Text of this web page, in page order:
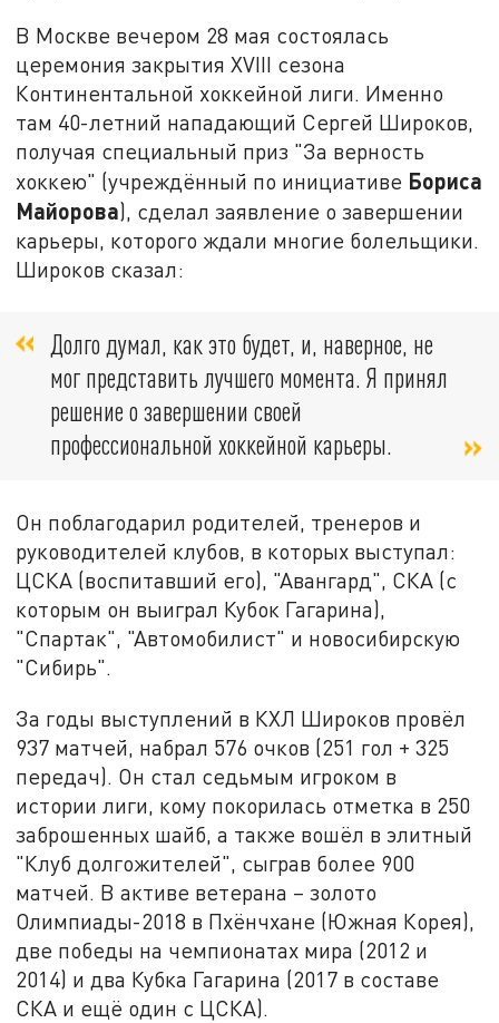
В Москве вечером 28 мая состоялась
церемония закрытия XVIII сезона
Континентальной хоккейной лиги. Именно
там 40-летний нападающий Сергей Широков,
получая специальный приз "За верность
хоккею" (учреждённый по инициативе Бориса
Майорова), сделал заявление о завершении
карьеры, которого ждали многие болельщики.
Широков сказал:
Долго думал, как это будет, и, наверное, не
мог представить лучшего момента. Я принял
решение о завершении своей
профессиональной хоккейной карьеры.
Он поблагодарил родителей, тренеров и
руководителей клубов, в которых выступал:
ЦСКА (воспитавший его), "Авангард", СКА (с
которым он выиграл Кубок Гагарина),
"Спартак", "Автомобилист" и новосибирскую
"Сибирь".
За годы выступлений в КХЛ Широков провёл
937 матчей, набрал 576 очков (251 гол + 325
передач). Он стал седьмым игроком в
истории лиги, кому покорилась отметка в 250
заброшенных шайб, а также вошёл в элитный
"Клуб долгожителей", сыграв более 900
матчей. В активе ветерана – золото
Олимпиады-2018 в Пхёнчхане (Южная Корея),
две победы на чемпионатах мира (2012 и
2014) и два Кубка Гагарина (2017 в составе
СКА и ещё один с ЦСКА).